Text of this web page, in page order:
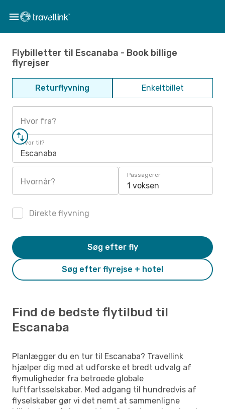
Flybilletter til Escanaba - Book billige
flyrejser
Returflyvning Enkeltbillet
Hvor fra?
Hvor til?
Escanaba
Hvornår?
Passagerer
1 voksen
Direkte flyvning
Søg efter flyrejse + hotel
Søg efter fly
Find de bedste flytilbud til
Escanaba
Planlægger du en tur til Escanaba? Travellink
hjælper dig med at udforske et bredt udvalg af
flymuligheder fra betroede globale
luftfartsselskaber. Med adgang til hundredvis af
flyselskaber gør vi det nemt at sammenligne